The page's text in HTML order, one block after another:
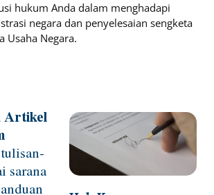
hukum Anda dalam menghadapi
negara dan penyelesaian sengketa
Usaha Negara.
Artikel
sarana
Page Page PagePage